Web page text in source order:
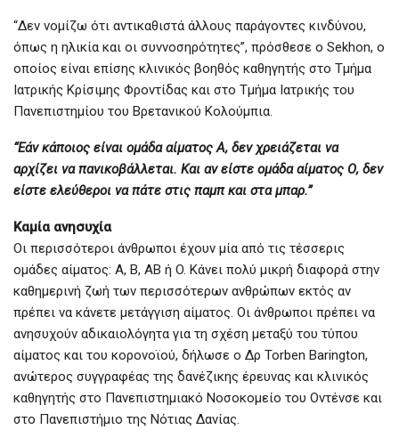
“Δεν νομίζω ότι αντικαθιστά άλλους παράγοντες κινδύνου,
όπως η ηλικία και οι συννοσηρότητες”, πρόσθεσε ο Sekhon, ο
οποίος είναι επίσης κλινικός βοηθός καθηγητής στο Τμήμα
Ιατρικής Κρίσιμης Φροντίδας και στο Τμήμα Ιατρικής του
Πανεπιστημίου του Βρετανικού Κολούμπια.
“Εάν κάποιος είναι ομάδα αίματος Α, δεν χρειάζεται να
αρχίζει να πανικοβάλλεται. Και αν είστε ομάδα αίματος Ο, δεν
είστε ελεύθεροι να πάτε στις παμπ και στα μπαρ.”
Καμία ανησυχία
Οι περισσότεροι άνθρωποι έχουν μία από τις τέσσερις
ομάδες αίματος: A, B, AB ή O. Κάνει πολύ μικρή διαφορά στην
καθημερινή ζωή των περισσότερων ανθρώπων εκτός αν
πρέπει να κάνετε μετάγγιση αίματος. Οι άνθρωποι πρέπει να
ανησυχούν αδικαιολόγητα για τη σχέση μεταξύ του τύπου
αίματος και του κορονοϊού, δήλωσε ο Δρ Torben Barington,
ανώτερος συγγραφέας της δανέζικης έρευνας και κλινικός
καθηγητής στο Πανεπιστημιακό Νοσοκομείο του Οντένσε και
στο Πανεπιστήμιο της Νότιας Δανίας.